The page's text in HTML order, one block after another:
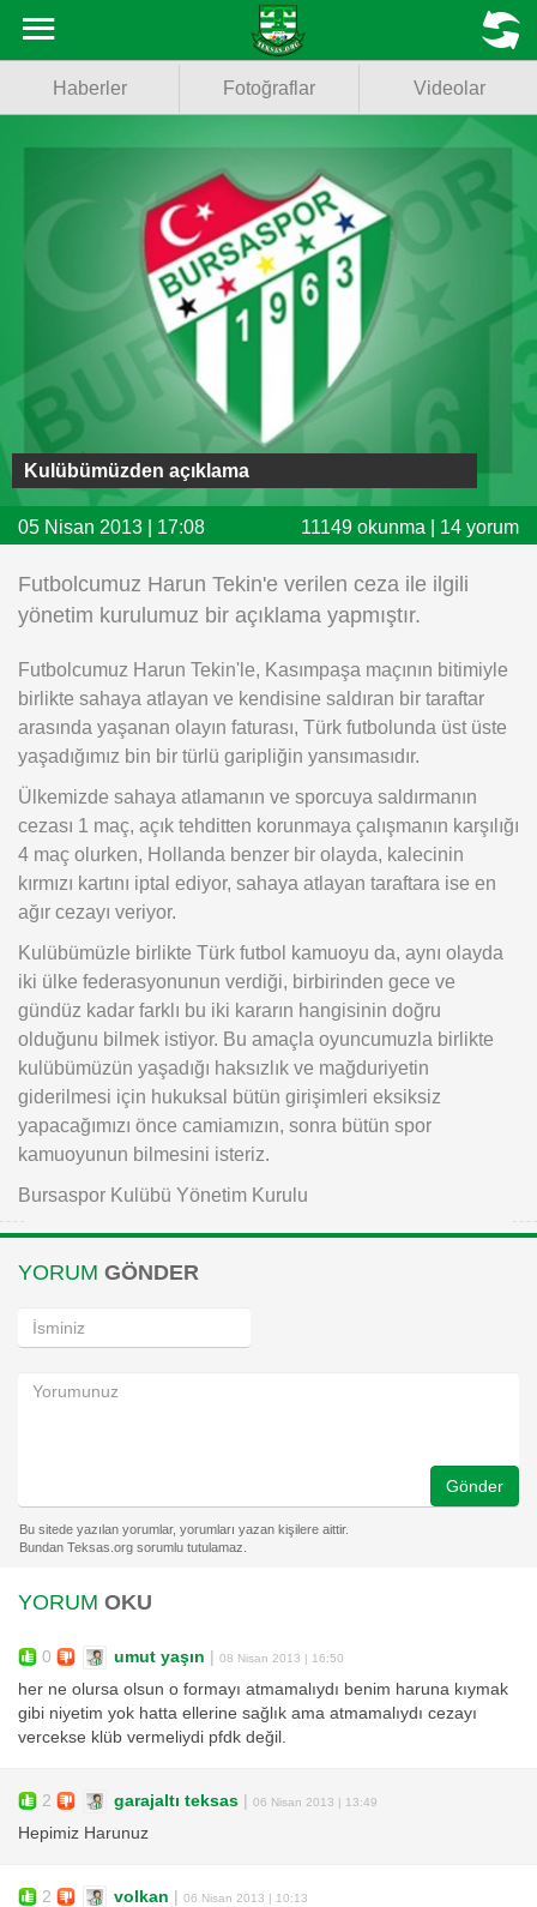
Fotoğraflar
Videolar
Basketbol
Voleybol
Puan Durumu
Fikstür
Facebook
Twitter
Instagram
iOS
MENU
Haberler Fotoğraflar Videolar
Kulübümüzden açıklama
05 Nisan 2013 | 17:08 11149 okunma | 14 yorum
Futbolcumuz Harun Tekin'e verilen ceza ile ilgili
yönetim kurulumuz bir açıklama yapmıştır.
Futbolcumuz Harun Tekin'le, Kasımpaşa maçının bitimiyle
birlikte sahaya atlayan ve kendisine saldıran bir taraftar
arasında yaşanan olayın faturası, Türk futbolunda üst üste
yaşadığımız bin bir türlü garipliğin yansımasıdır.
Ülkemizde sahaya atlamanın ve sporcuya saldırmanın
cezası 1 maç, açık tehditten korunmaya çalışmanın karşılığı
4 maç olurken, Hollanda benzer bir olayda, kalecinin
kırmızı kartını iptal ediyor, sahaya atlayan taraftara ise en
ağır cezayı veriyor.
Kulübümüzle birlikte Türk futbol kamuoyu da, aynı olayda
iki ülke federasyonunun verdiği, birbirinden gece ve
gündüz kadar farklı bu iki kararın hangisinin doğru
olduğunu bilmek istiyor. Bu amaçla oyuncumuzla birlikte
kulübümüzün yaşadığı haksızlık ve mağduriyetin
giderilmesi için hukuksal bütün girişimleri eksiksiz
yapacağımızı önce camiamızın, sonra bütün spor
kamuoyunun bilmesini isteriz.
Bursaspor Kulübü Yönetim Kurulu
YORUM GÖNDER
Gönder
YORUM OKU
0 umut yaşın | 08 Nisan 2013 | 16:50
her ne olursa olsun o formayı atmamalıydı benim haruna kıymak
gibi niyetim yok hatta ellerine sağlık ama atmamalıydı cezayı
vercekse klüb vermeliydi pfdk değil.
2 garajaltı teksas | 06 Nisan 2013 | 13:49
Hepimiz Harunuz
2 volkan | 06 Nisan 2013 | 10:13